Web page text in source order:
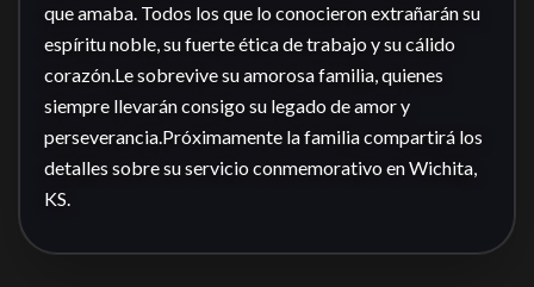
que amaba. Todos los que lo conocieron extrañarán su
espíritu noble, su fuerte ética de trabajo y su cálido
corazón.Le sobrevive su amorosa familia, quienes
siempre llevarán consigo su legado de amor y
perseverancia.Próximamente la familia compartirá los
detalles sobre su servicio conmemorativo en Wichita,
KS.